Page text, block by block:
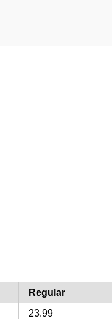
Regular
23.99